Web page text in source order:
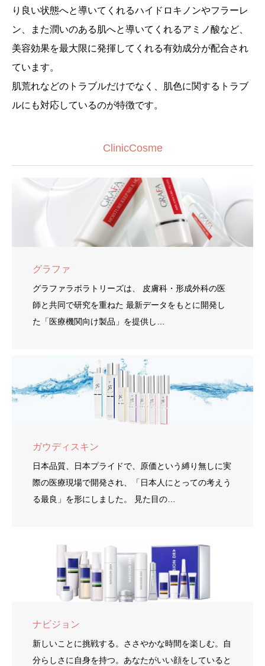
り良い状態へと導いてくれるハイドロキノンやフラーレ
ン、また潤いのある肌へと導いてくれるアミノ酸など、
美容効果を最大限に発揮してくれる有効成分が配合され
ています。
肌荒れなどのトラブルだけでなく、肌色に関するトラブ
ルにも対応しているのが特徴です。
ClinicCosme
グラファ
グラファラボラトリーズは、 皮膚科・形成外科の医
師と共同で研究を重ねた 最新データをもとに開発し
た「医療機関向け製品」を提供し…
ガウディスキン
日本品質、日本プライドで、原価という縛り無しに実
際の医療現場で開発され、「日本人にとっての考えう
る最良」を形にしました。 見た目の…
ナビジョン
新しいことに挑戦する。ささやかな時間を楽しむ。自
分らしさに自身を持つ。あなたがいい顔をしていると